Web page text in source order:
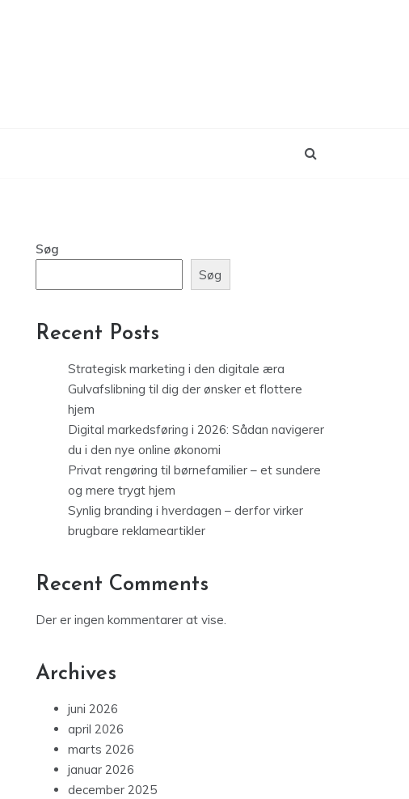
Søg
Søg
Recent Posts
Strategisk marketing i den digitale æra
Gulvafslibning til dig der ønsker et flottere
hjem
Digital markedsføring i 2026: Sådan navigerer
du i den nye online økonomi
Privat rengøring til børnefamilier – et sundere
og mere trygt hjem
Synlig branding i hverdagen – derfor virker
brugbare reklameartikler
Recent Comments
Der er ingen kommentarer at vise.
Archives
juni 2026
april 2026
marts 2026
januar 2026
december 2025